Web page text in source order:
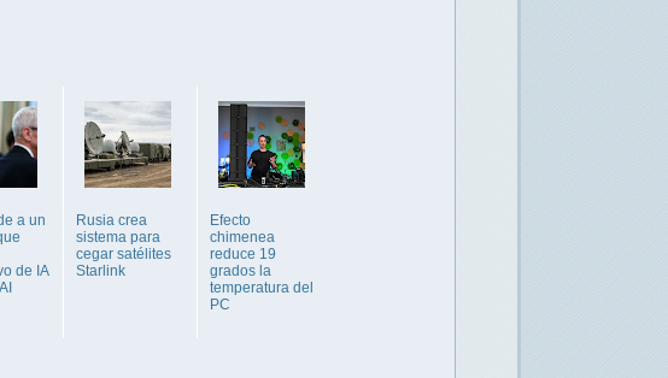
a un
de IA
Rusia crea
sistema para
cegar satélites
Starlink
Efecto
chimenea
reduce 19
grados la
temperatura del
PC